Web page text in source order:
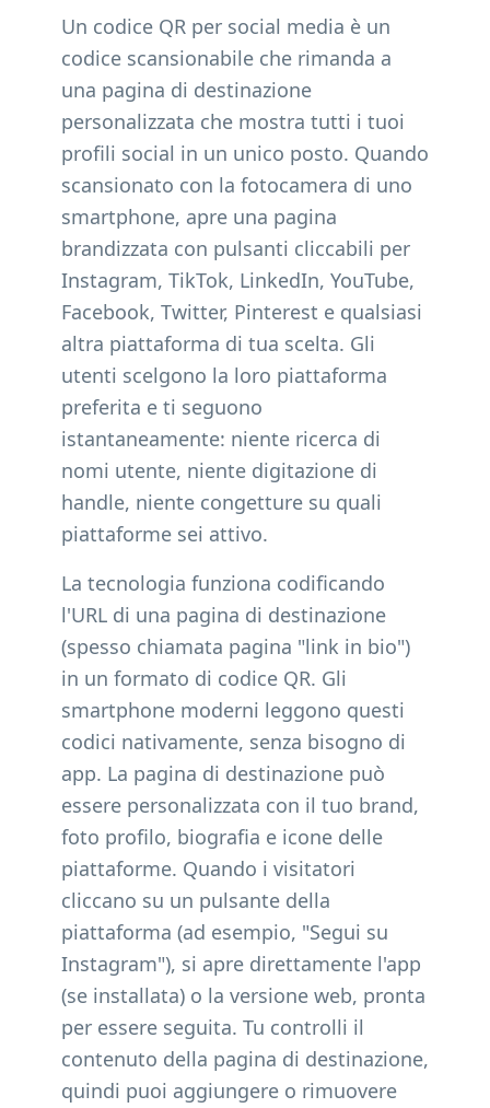
Un codice QR per social media è un
codice scansionabile che rimanda a
una pagina di destinazione
personalizzata che mostra tutti i tuoi
profili social in un unico posto. Quando
scansionato con la fotocamera di uno
smartphone, apre una pagina
brandizzata con pulsanti cliccabili per
Instagram, TikTok, LinkedIn, YouTube,
Facebook, Twitter, Pinterest e qualsiasi
altra piattaforma di tua scelta. Gli
utenti scelgono la loro piattaforma
preferita e ti seguono
istantaneamente: niente ricerca di
nomi utente, niente digitazione di
handle, niente congetture su quali
piattaforme sei attivo.
La tecnologia funziona codificando
l'URL di una pagina di destinazione
(spesso chiamata pagina "link in bio")
in un formato di codice QR. Gli
smartphone moderni leggono questi
codici nativamente, senza bisogno di
app. La pagina di destinazione può
essere personalizzata con il tuo brand,
foto profilo, biografia e icone delle
piattaforme. Quando i visitatori
cliccano su un pulsante della
piattaforma (ad esempio, "Segui su
Instagram"), si apre direttamente l'app
(se installata) o la versione web, pronta
per essere seguita. Tu controlli il
contenuto della pagina di destinazione,
quindi puoi aggiungere o rimuovere